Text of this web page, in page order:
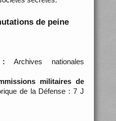
de peine
: Archives nationales
militaires de
de la Défense : 7 J